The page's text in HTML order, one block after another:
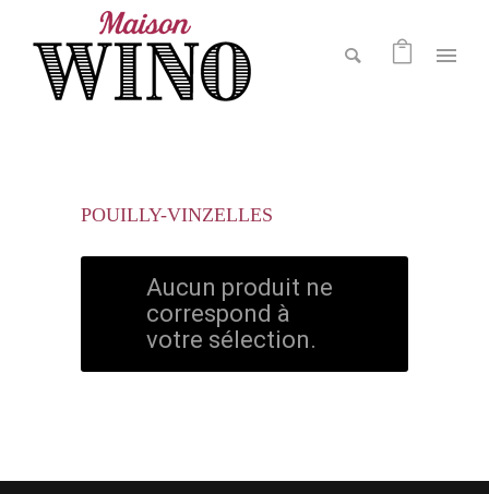
POUILLY-VINZELLES
Aucun produit ne
correspond à
votre sélection.